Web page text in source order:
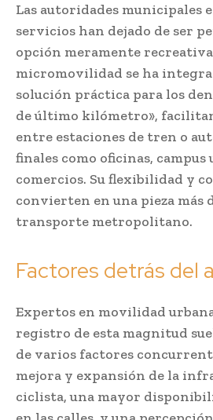
Las autoridades municipales
servicios han dejado de ser
opción meramente
micromovilidad se ha
solución práctica para los
de último kilómetro»,
entre estaciones de tren o
finales como oficinas,
comercios. Su flexibilidad y
convierten en una pieza más
transporte metropolitano.
Factores detrás del
Expertos en movilidad
registro de esta magnitud
de varios factores
mejora y expansión de la
ciclista, una mayor